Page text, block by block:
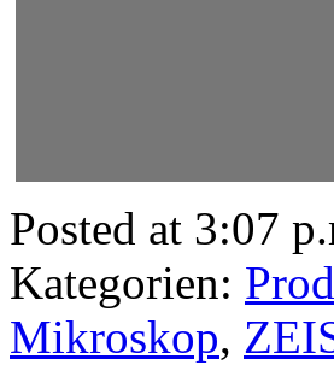
Posted at 3:07
Kategorien:
Mikroskop,